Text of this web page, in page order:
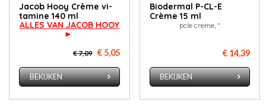
Ja­cob Hooy Crè­me vi­
ta­mi­ne 140 ml
ALLES VAN JACOB HOOY
►
€ 7,09 € 5,05
BEKIJKEN
Biodermal P-CL-E
Crème 15 ml
pcle creme, *
€ 14,39
BEKIJKEN